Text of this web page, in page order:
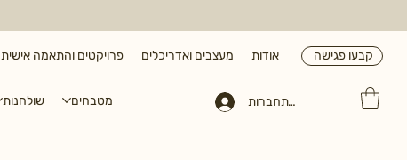
קבעו פגישה אודות מעצבים ואדריכלים פרויקטים והתאמה אישית
להתחברות מטבחים שולחנות